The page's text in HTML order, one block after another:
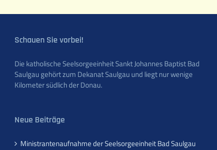
Schauen Sie vorbei!
Die katholische Seelsorgeeinheit Sankt Johannes Baptist Bad
Saulgau gehört zum Dekanat Saulgau und liegt nur wenige
Kilometer südlich der Donau.
Neue Beiträge
Ministrantenaufnahme der Seelsorgeeinheit Bad Saulgau